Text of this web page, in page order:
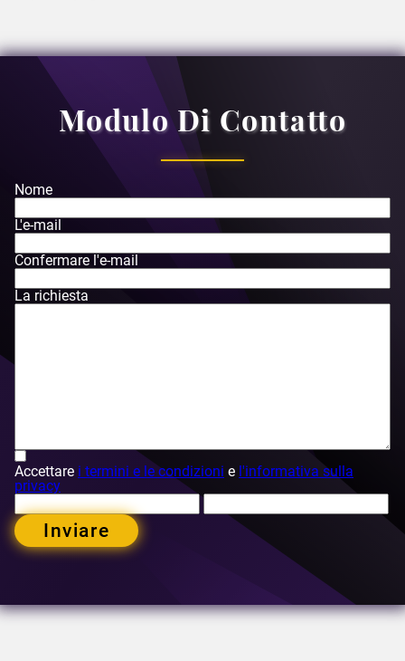
Modulo Di Contatto
Nome
L'e-mail
Confermare l'e-mail
La richiesta
Accettare i termini e le condizioni e l'informativa sulla
privacy
Inviare